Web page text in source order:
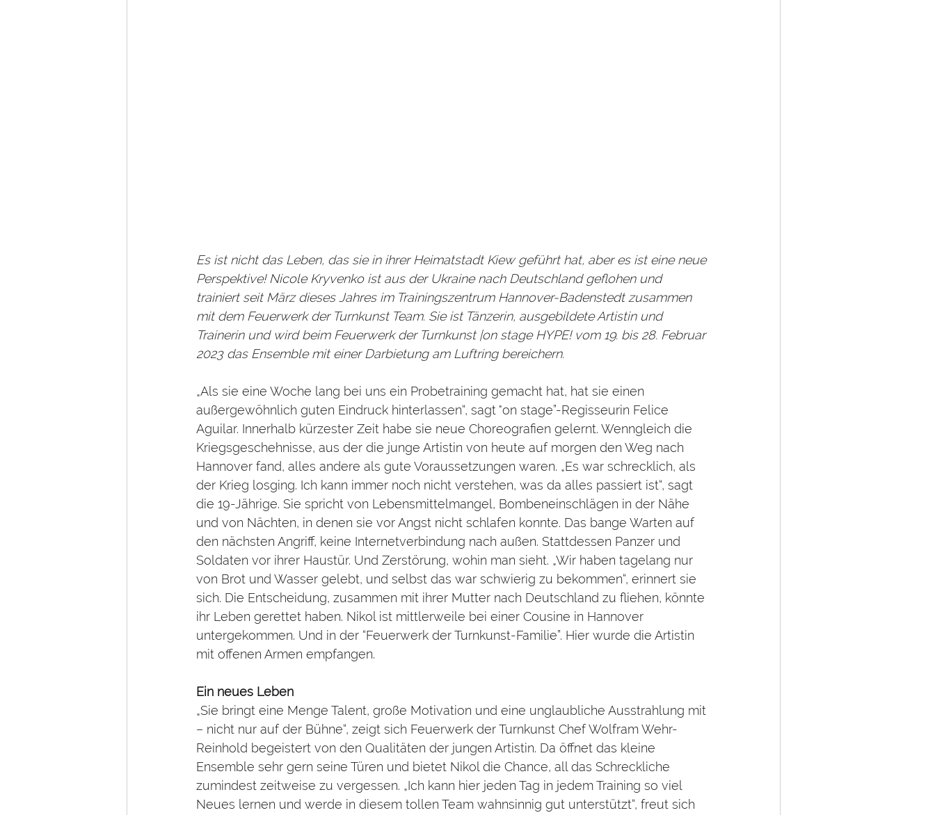
Es ist nicht das Leben, das sie in ihrer Heimatstadt Kiew geführt hat, aber es ist eine neue
Perspektive! Nicole Kryvenko ist aus der Ukraine nach Deutschland geflohen und
trainiert seit März dieses Jahres im Trainingszentrum Hannover-Badenstedt zusammen
mit dem Feuerwerk der Turnkunst Team. Sie ist Tänzerin, ausgebildete Artistin und
Trainerin und wird beim Feuerwerk der Turnkunst |on stage HYPE! vom 19. bis 28. Februar
2023 das Ensemble mit einer Darbietung am Luftring bereichern.
„Als sie eine Woche lang bei uns ein Probetraining gemacht hat, hat sie einen
außergewöhnlich guten Eindruck hinterlassen“, sagt "on stage”-Regisseurin Felice
Aguilar. Innerhalb kürzester Zeit habe sie neue Choreografien gelernt. Wenngleich die
Kriegsgeschehnisse, aus der die junge Artistin von heute auf morgen den Weg nach
Hannover fand, alles andere als gute Voraussetzungen waren. „Es war schrecklich, als
der Krieg losging. Ich kann immer noch nicht verstehen, was da alles passiert ist“, sagt
die 19-Jährige. Sie spricht von Lebensmittelmangel, Bombeneinschlägen in der Nähe
und von Nächten, in denen sie vor Angst nicht schlafen konnte. Das bange Warten auf
den nächsten Angriff, keine Internetverbindung nach außen. Stattdessen Panzer und
Soldaten vor ihrer Haustür. Und Zerstörung, wohin man sieht. „Wir haben tagelang nur
von Brot und Wasser gelebt, und selbst das war schwierig zu bekommen“, erinnert sie
sich. Die Entscheidung, zusammen mit ihrer Mutter nach Deutschland zu fliehen, könnte
ihr Leben gerettet haben. Nikol ist mittlerweile bei einer Cousine in Hannover
untergekommen. Und in der “Feuerwerk der Turnkunst-Familie”. Hier wurde die Artistin
mit offenen Armen empfangen.
Ein neues Leben
„Sie bringt eine Menge Talent, große Motivation und eine unglaubliche Ausstrahlung mit
– nicht nur auf der Bühne“, zeigt sich Feuerwerk der Turnkunst Chef Wolfram Wehr-
Reinhold begeistert von den Qualitäten der jungen Artistin. Da öffnet das kleine
Ensemble sehr gern seine Türen und bietet Nikol die Chance, all das Schreckliche
zumindest zeitweise zu vergessen. „Ich kann hier jeden Tag in jedem Training so viel
Neues lernen und werde in diesem tollen Team wahnsinnig gut unterstützt“, freut sich